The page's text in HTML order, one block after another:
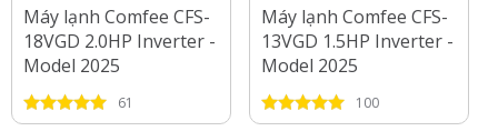
Máy lạnh Comfee CFS-
18VGD 2.0HP Inverter -
Model 2025
61
Máy lạnh Comfee CFS-
13VGD 1.5HP Inverter -
Model 2025
100